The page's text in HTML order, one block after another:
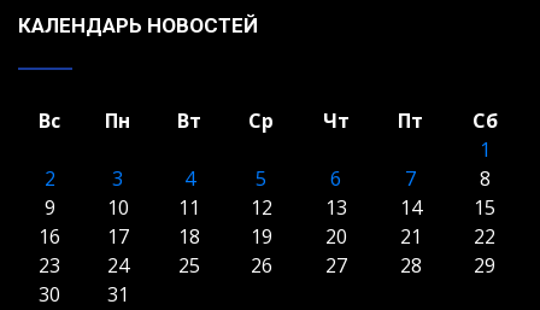
КАЛЕНДАРЬ НОВОСТЕЙ
Вс Пн Вт Ср Чт Пт
Сб
1
2
3 4 5 6 7
8
9
10 11 12 13 14
15
16
17 18 19 20 21
22
23
24 25 26 27 28
29
30
31